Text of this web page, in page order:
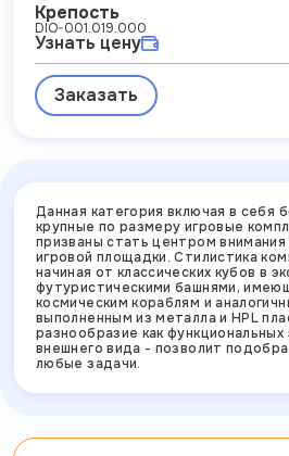
Крепость
DIO-001.019.000
Узнать цену
Заказать
Данная категория включая в себя
крупные по размеру игровые
призваны стать центром
игровой площадки. Стилистика
начиная от классических кубов в
футуристическими башнями,
космическим кораблям и
выполненным из металла и HPL
разнообразие как
внешнего вида - позволит
любые задачи.